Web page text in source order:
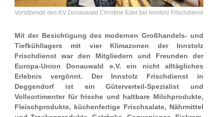
Vorsitzende des KV Donauwald Christine Eder bei Innstolz Frischdienst
Mit der Besichtigung des modernen Großhandels- und
Tiefkühllagers mit vier Klimazonen der Innstolz
Frischdienst war den Mitgliedern und Freunden der
Europa-Union Donauwald e.V. ein nicht alltägliches
Erlebnis vergönnt. Der Innstolz Frischdienst in
Deggendorf ist ein Güterverteil-Spezialist und
Vollsortimenter für frische und haltbare Milchprodukte,
Fleischprodukte, küchenfertige Frischsalate, Nährmittel